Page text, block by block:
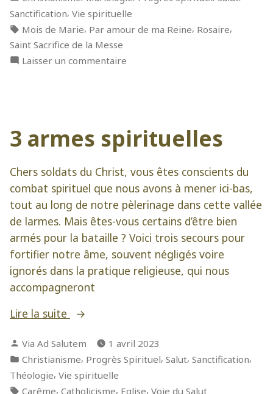
Reine »
dans
Sanctification, Vie spirituelle
Étiquettes :
Mois de Marie, Par amour de ma Reine, Rosaire,
Saint Sacrifice de la Messe
Laisser un commentaire
Reine
3 armes spirituelles
Chers soldats du Christ, vous êtes conscients du
combat spirituel que nous avons à mener ici-bas,
tout au long de notre pèlerinage dans cette vallée
de larmes. Mais êtes-vous certains d’être bien
armés pour la bataille ? Voici trois secours pour
fortifier notre âme, souvent négligés voire
ignorés dans la pratique religieuse, qui nous
accompagneront
Lire la suite
« 3
spirituelles »
Publié
par
Via Ad Salutem
1 avril 2023
Publié
dans
Christianisme, Progrès Spirituel, Salut, Sanctification,
Théologie, Vie spirituelle
Étiquettes :
Carême, Catholicisme, Eglise, Voie du Salut